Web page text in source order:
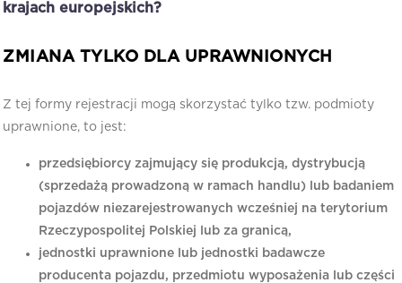
krajach europejskich?
ZMIANA TYLKO DLA UPRAWNIONYCH
Z tej formy rejestracji mogą skorzystać tylko tzw. podmioty
uprawnione, to jest:
przedsiębiorcy zajmujący się produkcją, dystrybucją
(sprzedażą prowadzoną w ramach handlu) lub badaniem
pojazdów niezarejestrowanych wcześniej na terytorium
Rzeczypospolitej Polskiej lub za granicą,
jednostki uprawnione lub jednostki badawcze
producenta pojazdu, przedmiotu wyposażenia lub części